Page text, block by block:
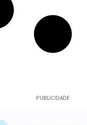
PUBLICIDADE